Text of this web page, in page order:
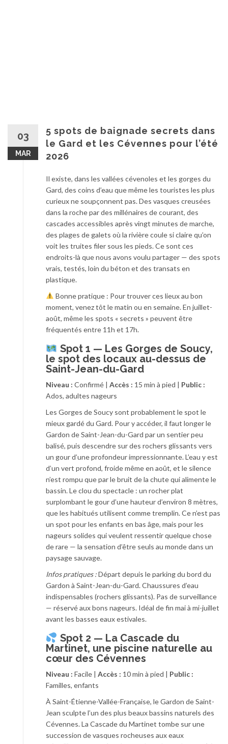
03
MAR
5 spots de baignade secrets dans
le Gard et les Cévennes pour l’été
2026
Il existe, dans les vallées cévenoles et les gorges du
Gard, des coins d’eau que même les touristes les plus
curieux ne soupçonnent pas. Des vasques creusées
dans la roche par des millénaires de courant, des
cascades accessibles après vingt minutes de marche,
des plages de galets où la rivière coule si claire qu’on
voit les truites filer sous les pieds. Ce sont ces
endroits-là que nous avons voulu partager — des spots
vrais, testés, loin du béton et des transats en
plastique.
Bonne pratique : Pour trouver ces lieux au bon
moment, venez tôt le matin ou en semaine. En juillet-
août, même les spots « secrets » peuvent être
fréquentés entre 11h et 17h.
Spot 1 — Les Gorges de Soucy,
le spot des locaux au-dessus de
Saint-Jean-du-Gard
Niveau : Confirmé | Accès : 15 min à pied | Public :
Ados, adultes nageurs
Les Gorges de Soucy sont probablement le spot le
mieux gardé du Gard. Pour y accéder, il faut longer le
Gardon de Saint-Jean-du-Gard par un sentier peu
balisé, puis descendre sur des rochers glissants vers
un gour d’une profondeur impressionnante. L’eau y est
d’un vert profond, froide même en août, et le silence
n’est rompu que par le bruit de la chute qui alimente le
bassin. Le clou du spectacle : un rocher plat
surplombant le gour d’une hauteur d’environ 8 mètres,
que les habitués utilisent comme tremplin. Ce n’est pas
un spot pour les enfants en bas âge, mais pour les
nageurs solides qui veulent ressentir quelque chose
de rare — la sensation d’être seuls au monde dans un
paysage sauvage.
Infos pratiques :Départ depuis le parking du bord du
Gardon à Saint-Jean-du-Gard. Chaussures d’eau
indispensables (rochers glissants). Pas de surveillance
— réservé aux bons nageurs. Idéal de fin mai à mi-juillet
avant les basses eaux estivales.
Spot 2 — La Cascade du
Martinet, une piscine naturelle au
cœur des Cévennes
Niveau : Facile | Accès : 10 min à pied | Public :
Familles, enfants
À Saint-Étienne-Vallée-Française, le Gardon de Saint-
Jean sculpte l’un des plus beaux bassins naturels des
Cévennes. La Cascade du Martinet tombe sur une
succession de vasques rocheuses aux eaux